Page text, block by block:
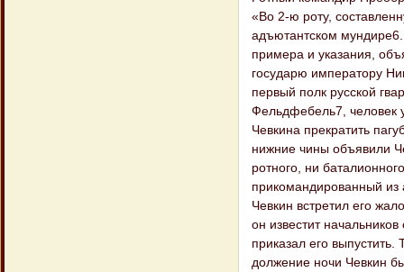
«Во 2-ю роту,
адъютантском
примера и указания,
государю импера​тору
первый полк русской
Фельдфебель7, человек
Чевкина пре​кратить
нижние чины объявили
ротного, ни
прикомандированный из
Чевкин встретил его
он известит
приказал его
должение ночи Чевкин